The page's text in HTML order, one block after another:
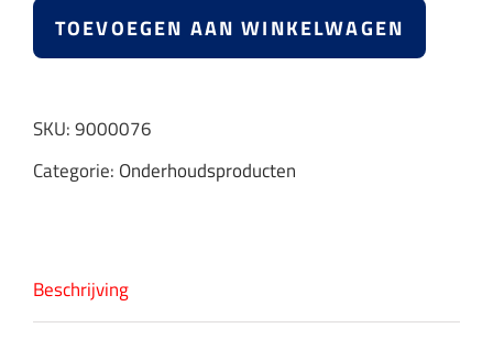
Desinfecterende
reinigingsdoekjes
dispenser
(30stuks)
TOEVOEGEN AAN WINKELWAGEN
SKU:9000076
Categorie: Onderhoudsproducten
Beschrijving